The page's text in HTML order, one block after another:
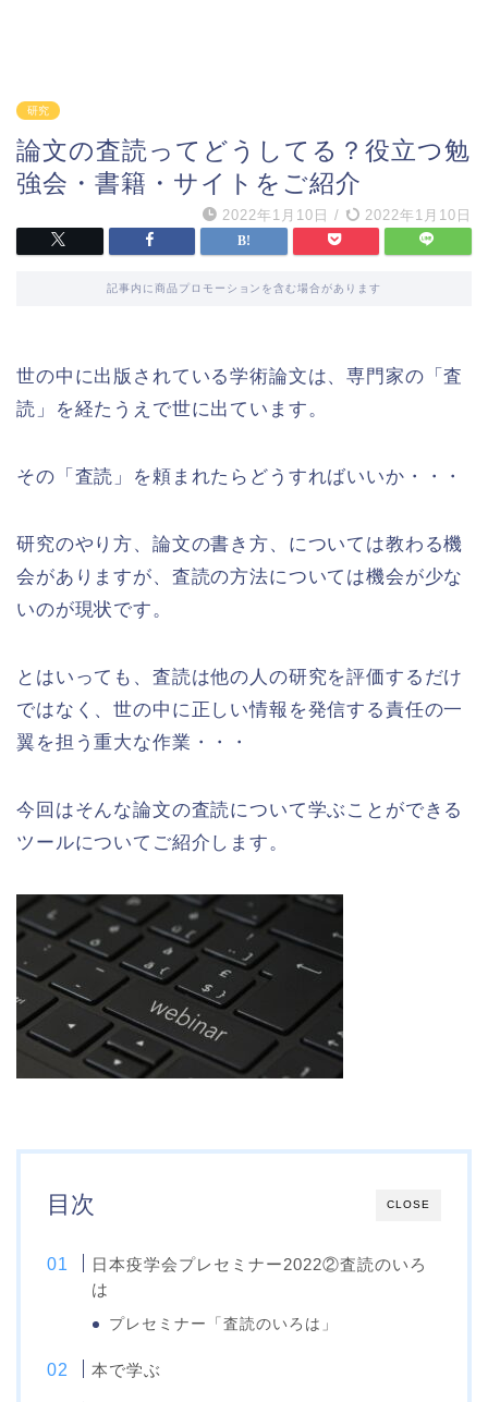
研究
論文の査読ってどうしてる？役立つ勉
強会・書籍・サイトをご紹介
2022年1月10日 / 2022年1月10日
記事内に商品プロモーションを含む場合があります
世の中に出版されている学術論文は、専門家の「査
読」を経たうえで世に出ています。
その「査読」を頼まれたらどうすればいいか・・・
研究のやり方、論文の書き方、については教わる機
会がありますが、査読の方法については機会が少な
いのが現状です。
とはいっても、査読は他の人の研究を評価するだけ
ではなく、世の中に正しい情報を発信する責任の一
翼を担う重大な作業・・・
今回はそんな論文の査読について学ぶことができる
ツールについてご紹介します。
CLOSE
目次
日本疫学会プレセミナー2022②査読のいろ
は
プレセミナー「査読のいろは」
本で学ぶ